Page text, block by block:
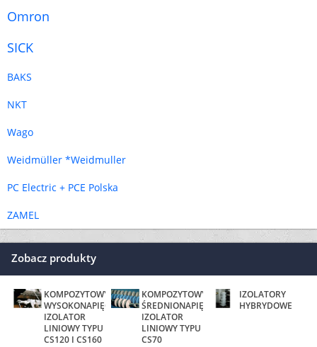
Omron
SICK
BAKS
NKT
Wago
Weidmüller *Weidmuller
PC Electric + PCE Polska
ZAMEL
Zobacz produkty
KOMPOZYTOWY,
WYSOKONAPIĘCIOWY
IZOLATOR
LINIOWY TYPU
CS120 I CS160
KOMPOZYTOWY,
ŚREDNIONAPIĘCIOWY
IZOLATOR
LINIOWY TYPU
CS70
IZOLATORY
HYBRYDOWE